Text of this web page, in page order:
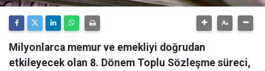
Milyonlarca memur ve emekliyi doğrudan
etkileyecek olan 8. Dönem Toplu Sözleşme süreci,